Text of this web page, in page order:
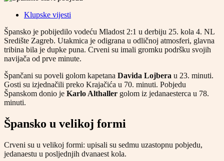
Klupske vijesti
Špansko je pobijedilo vodeću Mladost 2:1 u derbiju 25. kola 4. NL
Središte Zagreb. Utakmica je odigrana u odličnoj atmosferi, glavna
tribina bila je dupke puna. Crveni su imali gromku podršku svojih
navijača od prve minute.
Špančani su poveli golom kapetana Davida Lojbera u 23. minuti.
Gosti su izjednačili preko Krajačića u 70. minuti. Pobjedu
Španskom donio je Karlo Althaller golom iz jedanaesterca u 78.
minuti.
Špansko u velikoj formi
Crveni su u velikoj formi: upisali su sedmu uzastopnu pobjedu,
jedanaestu u posljednjih dvanaest kola.